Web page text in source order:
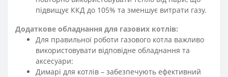
підвищує ККД до 105% та зменшує витрати газу.
Додаткове обладнання для газових котлів:
Для правильної роботи газового котла важливо
використовувати відповідне обладнання та
аксесуари:
Димарі для котлів – забезпечують ефективний